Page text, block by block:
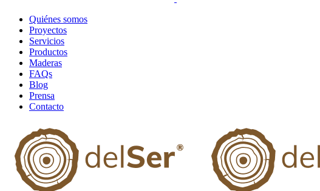
Quiénes somos
Proyectos
Servicios
Productos
Maderas
FAQs
Blog
Prensa
Contacto